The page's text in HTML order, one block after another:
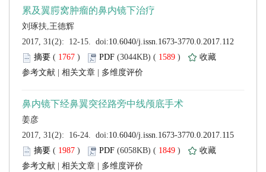
( ) 1589 )
( ) 1849 )